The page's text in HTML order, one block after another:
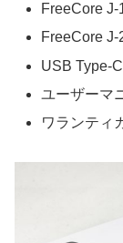
FreeCore
FreeCore J-
USB Type-
ユーザーマ
ワランティ